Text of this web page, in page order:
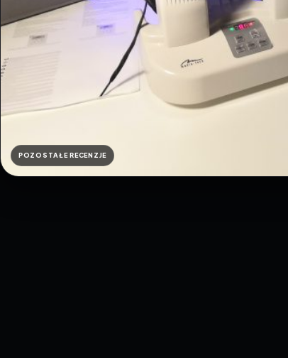
POZOSTAŁE RECENZJE